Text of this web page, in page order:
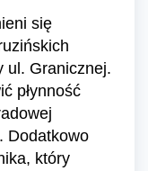
się
ul. Granicznej.
płynność
Dodatkowo
który